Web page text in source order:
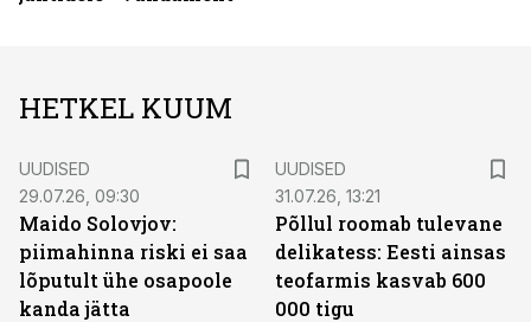
HETKEL KUUM
UUDISED
29.07.26, 09:30
Maido Solovjov:
piimahinna riski ei saa
lõputult ühe osapoole
kanda jätta
UUDISED
31.07.26, 13:21
Põllul roomab tulevane
delikatess: Eesti ainsas
teofarmis kasvab 600
000 tigu